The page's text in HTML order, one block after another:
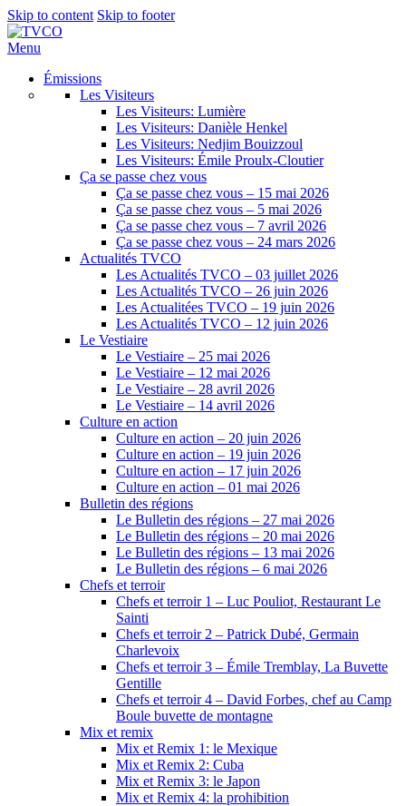
Skip to content Skip to footer
Menu
Émissions
Les Visiteurs
Les Visiteurs: Lumière
Les Visiteurs: Danièle Henkel
Les Visiteurs: Nedjim Bouizzoul
Les Visiteurs: Émile Proulx-Cloutier
Ça se passe chez vous
Ça se passe chez vous – 15 mai 2026
Ça se passe chez vous – 5 mai 2026
Ça se passe chez vous – 7 avril 2026
Ça se passe chez vous – 24 mars 2026
Actualités TVCO
Les Actualités TVCO – 03 juillet 2026
Les Actualités TVCO – 26 juin 2026
Les Actualitées TVCO – 19 juin 2026
Les Actualités TVCO – 12 juin 2026
Le Vestiaire
Le Vestiaire – 25 mai 2026
Le Vestiaire – 12 mai 2026
Le Vestiaire – 28 avril 2026
Le Vestiaire – 14 avril 2026
Culture en action
Culture en action – 20 juin 2026
Culture en action – 19 juin 2026
Culture en action – 17 juin 2026
Culture en action – 01 mai 2026
Bulletin des régions
Le Bulletin des régions – 27 mai 2026
Le Bulletin des régions – 20 mai 2026
Le Bulletin des régions – 13 mai 2026
Le Bulletin des régions – 6 mai 2026
Chefs et terroir
Chefs et terroir 1 – Luc Pouliot, Restaurant Le
Sainti
Chefs et terroir 2 – Patrick Dubé, Germain
Charlevoix
Chefs et terroir 3 – Émile Tremblay, La Buvette
Gentille
Chefs et terroir 4 – David Forbes, chef au Camp
Boule buvette de montagne
Mix et remix
Mix et Remix 1: le Mexique
Mix et Remix 2: Cuba
Mix et Remix 3: le Japon
Mix et Remix 4: la prohibition